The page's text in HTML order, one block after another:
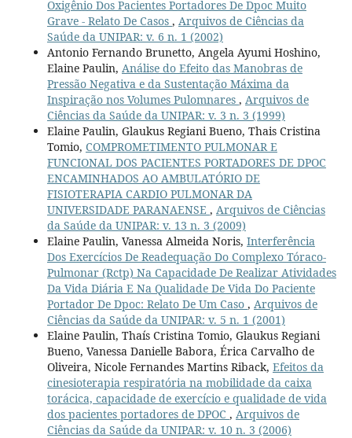
Oxigênio Dos Pacientes Portadores De Dpoc Muito
Grave - Relato De Casos , Arquivos de Ciências da
Saúde da UNIPAR: v. 6 n. 1 (2002)
Antonio Fernando Brunetto, Angela Ayumi Hoshino,
Elaine Paulin, Análise do Efeito das Manobras de
Pressão Negativa e da Sustentação Máxima da
Inspiração nos Volumes Pulomnares , Arquivos de
Ciências da Saúde da UNIPAR: v. 3 n. 3 (1999)
Elaine Paulin, Glaukus Regiani Bueno, Thais Cristina
Tomio, COMPROMETIMENTO PULMONAR E
FUNCIONAL DOS PACIENTES PORTADORES DE DPOC
ENCAMINHADOS AO AMBULATÓRIO DE
FISIOTERAPIA CARDIO PULMONAR DA
UNIVERSIDADE PARANAENSE , Arquivos de Ciências
da Saúde da UNIPAR: v. 13 n. 3 (2009)
Elaine Paulin, Vanessa Almeida Noris, Interferência
Dos Exercícios De Readequação Do Complexo Tóraco-
Pulmonar (Rctp) Na Capacidade De Realizar Atividades
Da Vida Diária E Na Qualidade De Vida Do Paciente
Portador De Dpoc: Relato De Um Caso , Arquivos de
Ciências da Saúde da UNIPAR: v. 5 n. 1 (2001)
Elaine Paulin, Thaís Cristina Tomio, Glaukus Regiani
Bueno, Vanessa Danielle Babora, Érica Carvalho de
Oliveira, Nicole Fernandes Martins Riback, Efeitos da
cinesioterapia respiratória na mobilidade da caixa
torácica, capacidade de exercício e qualidade de vida
dos pacientes portadores de DPOC , Arquivos de
Ciências da Saúde da UNIPAR: v. 10 n. 3 (2006)